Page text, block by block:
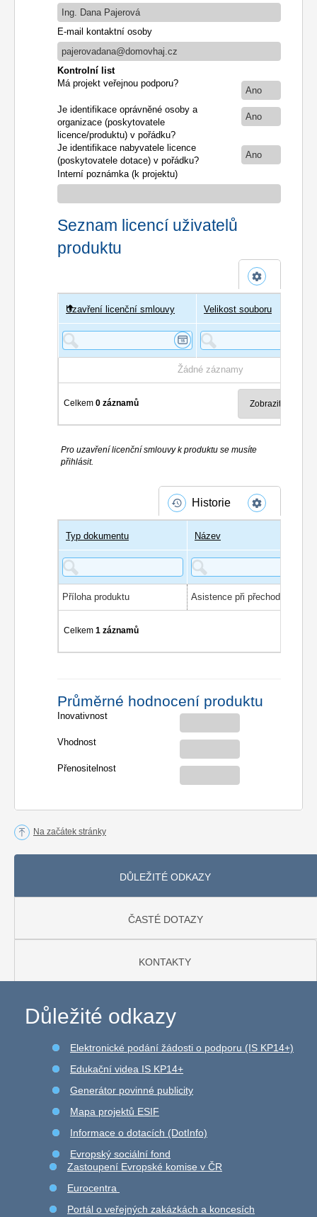
Ing. Dana Pajerová
E-mail kontaktní osoby
pajerovadana@domovhaj.cz
Kontrolní list
Má projekt veřejnou podporu?
Ano
Je identifikace oprávněné osoby a
organizace (poskytovatele
licence/produktu) v pořádku?
Ano
Je identifikace nabyvatele licence
(poskytovatele dotace) v pořádku?
Ano
Interní poznámka (k projektu)
Seznam licencí uživatelů
produktu
Uživatel
Uzavření licenční smlouvy Velikost souboru
Žádné záznamy
Celkem0 záznamů
Pro uzavření licenční smlouvy k produktu se musíte
přihlásit.
Historie
Typ dokumentu Název
Příloha produktu
Celkem1 záznamů
Průměrné hodnocení produktu
Inovativnost
Vhodnost
Přenositelnost
Na začátek stránky
DŮLEŽITÉ ODKAZY
ČASTÉ DOTAZY
KONTAKTY
Důležité odkazy
Elektronické podání žádosti o podporu (IS KP14+)
Edukační videa IS KP14+
Generátor povinné publicity
Mapa projektů ESIF
Informace o dotacích (DotInfo)
Evropský sociální fond
Zastoupení Evropské komise v ČR
Eurocentra
Portál o veřejných zakázkách a koncesích